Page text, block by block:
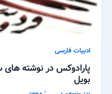
ادبیات فارسی
پارادوکس در نوشته
بویل